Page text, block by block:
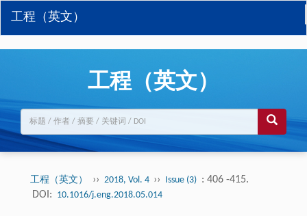
工程（英文）
工程（英文）
工程（英文） ›› 2018, Vol. 4 ›› Issue (3) : 406 -415.
DOI: 10.1016/j.eng.2018.05.014